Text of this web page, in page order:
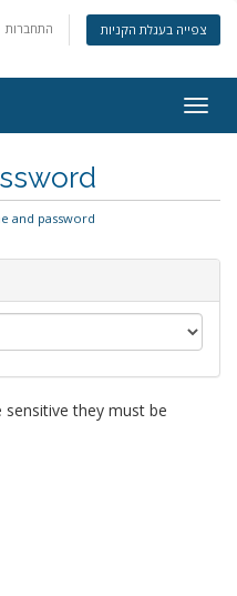
התחברות צפייה בעגלת הקניות
and password
they must be